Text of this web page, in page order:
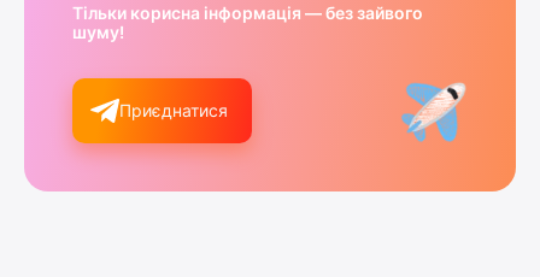
Тільки корисна інформація — без зайвого
шуму!
Приєднатися